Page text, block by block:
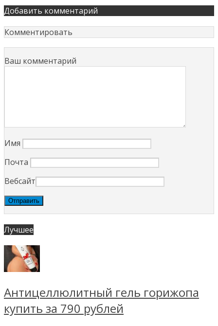
Добавить комментарий
Комментировать
Ваш комментарий
Имя
Почта
Вебсайт
Лучшее
Антицеллюлитный гель горижопа
купить за 790 рублей